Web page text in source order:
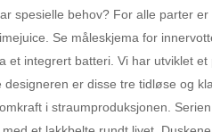
spesielle behov? For alle parter
Se måleskjema for
et integrert batteri. Vi har utviklet
designeren er disse tre tidløse og
i straumproduksjonen.